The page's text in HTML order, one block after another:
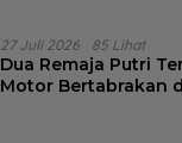
27 Juli 2026 85 Lihat
Dua Remaja Putri
Motor Bertabrakan